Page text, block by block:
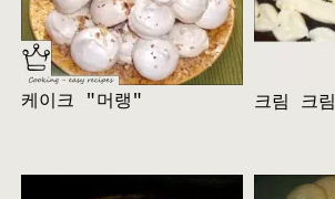
케이크 "머랭" 크림 크림